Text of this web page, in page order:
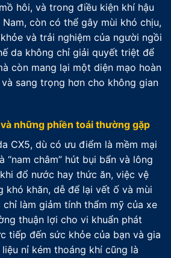
hôi, và trong điều kiện khí hậu
còn có thể gây mùi khó chịu,
và trải nghiệm của người ngồi
da không chỉ giải quyết triệt để
còn mang lại một diện mạo hoàn
sang trọng hơn cho không gian
những phiền toái thường gặp
CX5, dù có ưu điểm là mềm mại
“nam châm” hút bụi bẩn và lông
đổ nước hay thức ăn, việc vệ
khó khăn, dễ để lại vết ố và mùi
làm giảm tính thẩm mỹ của xe
thuận lợi cho vi khuẩn phát
tiếp đến sức khỏe của bạn và gia
nỉ kém thoáng khí cũng là